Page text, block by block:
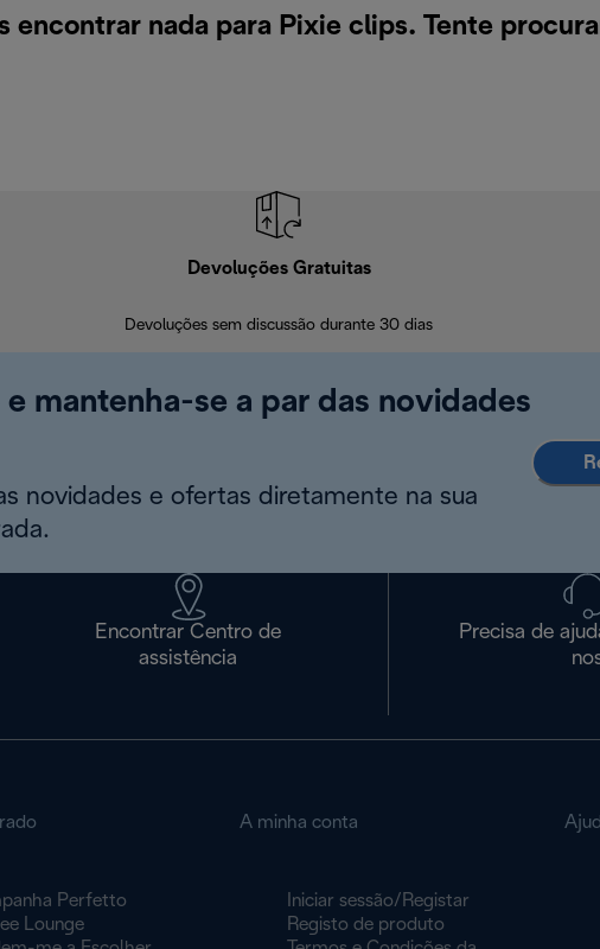
encontrar nada para Pixie clips. Tente
Devoluções Gratuitas
Devoluções sem discussão durante 30 dias
e mantenha-se a par das novidades
novidades e ofertas diretamente na sua
Encontrar Centro de
assistência
Precisa de
Perfetto
Lounge
A minha conta
Iniciar sessão/Registar
Registo de produto